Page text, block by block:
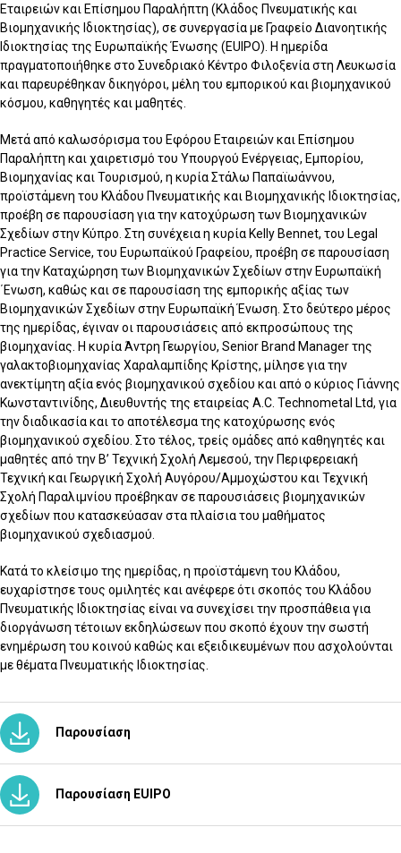
Εταιρειών και Επίσημου Παραλήπτη (Κλάδος Πνευματικής και
Βιομηχανικής Ιδιοκτησίας), σε συνεργασία με Γραφείο Διανοητικής
Ιδιοκτησίας της Ευρωπαϊκής Ένωσης (EUIPO). H ημερίδα
πραγματοποιήθηκε στο Συνεδριακό Κέντρο Φιλοξενία στη Λευκωσία
και παρευρέθηκαν δικηγόροι, μέλη του εμπορικού και βιομηχανικού
κόσμου, καθηγητές και μαθητές.
Μετά από καλωσόρισμα του Εφόρου Εταιρειών και Επίσημου
Παραλήπτη και χαιρετισμό του Υπουργού Ενέργειας, Εμπορίου,
Βιομηχανίας και Τουρισμού, η κυρία Στάλω Παπαϊωάννου,
προϊστάμενη του Κλάδου Πνευματικής και Βιομηχανικής Ιδιοκτησίας,
προέβη σε παρουσίαση για την κατοχύρωση των Βιομηχανικών
Σχεδίων στην Κύπρο. Στη συνέχεια η κυρία Kelly Bennet, του Legal
Practice Service, του Ευρωπαϊκού Γραφείου, προέβη σε παρουσίαση
για την Καταχώρηση των Βιομηχανικών Σχεδίων στην Ευρωπαϊκή
΄Ενωση, καθώς και σε παρουσίαση της εμπορικής αξίας των
Βιομηχανικών Σχεδίων στην Ευρωπαϊκή Ένωση. Στο δεύτερο μέρος
της ημερίδας, έγιναν οι παρουσιάσεις από εκπροσώπους της
βιομηχανίας. Η κυρία Άντρη Γεωργίου, Senior Brand Manager της
γαλακτοβιομηχανίας Χαραλαμπίδης Κρίστης, μίλησε για την
ανεκτίμητη αξία ενός βιομηχανικού σχεδίου και από ο κύριος Γιάννης
Κωνσταντινίδης, Διευθυντής της εταιρείας A.C. Technometal Ltd, για
την διαδικασία και το αποτέλεσμα της κατοχύρωσης ενός
βιομηχανικού σχεδίου. Στο τέλος, τρείς ομάδες από καθηγητές και
μαθητές από την Β’ Τεχνική Σχολή Λεμεσού, την Περιφερειακή
Τεχνική και Γεωργική Σχολή Αυγόρου/Αμμοχώστου και Τεχνική
Σχολή Παραλιμνίου προέβηκαν σε παρουσιάσεις βιομηχανικών
σχεδίων που κατασκεύασαν στα πλαίσια του μαθήματος
βιομηχανικού σχεδιασμού.
Κατά το κλείσιμο της ημερίδας, η προϊστάμενη του Κλάδου,
ευχαρίστησε τους ομιλητές και ανέφερε ότι σκοπός του Κλάδου
Πνευματικής Ιδιοκτησίας είναι να συνεχίσει την προσπάθεια για
διοργάνωση τέτοιων εκδηλώσεων που σκοπό έχουν την σωστή
ενημέρωση του κοινού καθώς και εξειδικευμένων που ασχολούνται
με θέματα Πνευματικής Ιδιοκτησίας.
Παρουσίαση
Παρουσίαση EUIPO